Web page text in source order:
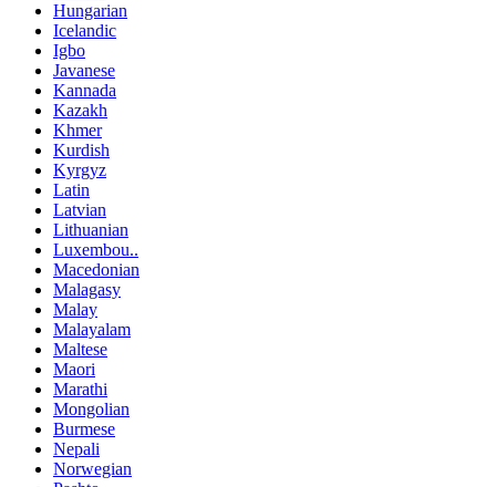
Hungarian
Icelandic
Igbo
Javanese
Kannada
Kazakh
Khmer
Kurdish
Kyrgyz
Latin
Latvian
Lithuanian
Luxembou..
Macedonian
Malagasy
Malay
Malayalam
Maltese
Maori
Marathi
Mongolian
Burmese
Nepali
Norwegian